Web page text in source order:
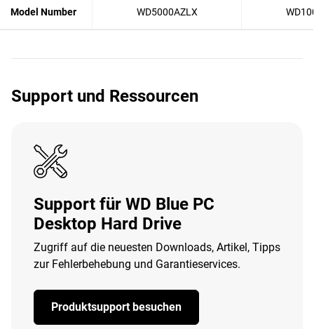
Model Number WD5000AZLX
Support und Ressourcen
Support für WD Blue PC
Desktop Hard Drive
Zugriff auf die neuesten Downloads, Artikel, Tipps
zur Fehlerbehebung und Garantieservices.
Produktsupport besuchen